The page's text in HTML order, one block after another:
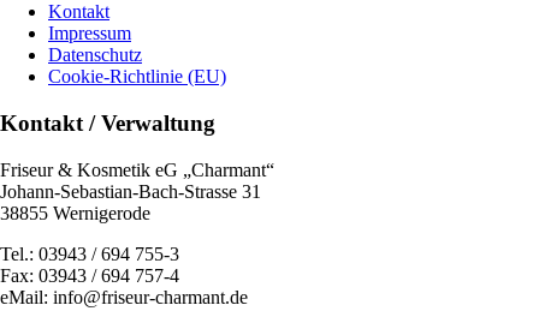
Kontakt
Impressum
Datenschutz
Cookie-Richtlinie (EU)
Kontakt / Verwaltung
Friseur & Kosmetik eG „Charmant“
Johann-Sebastian-Bach-Strasse 31
38855 Wernigerode
Tel.: 03943 / 694 755-3
Fax: 03943 / 694 757-4
eMail: info@friseur-charmant.de